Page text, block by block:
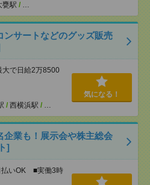
甕駅 / …
ンサートなどのグッズ販売
で日給2万8500
/ 西横浜駅 / …
気になる！
企業も！展示会や株主総会
]
いOK ■実働3時